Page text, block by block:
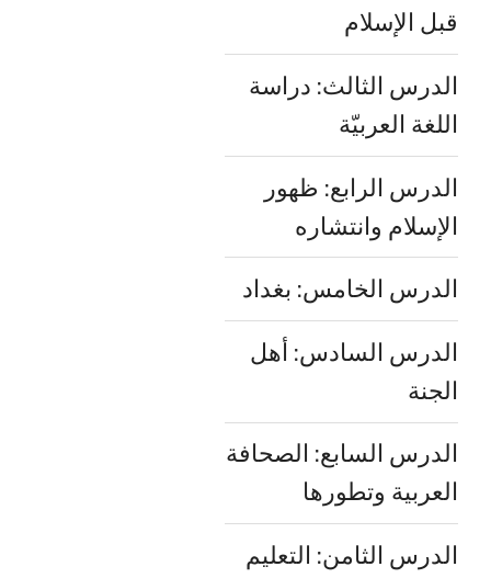
قبل الإسلام
الدرس الثالث: دراسة
اللغة العربيّة
الدرس الرابع: ظهور
الإسلام وانتشاره
الدرس الخامس: بغداد
الدرس السادس: أهل
الجنة
الدرس السابع: الصحافة
العربية وتطورها
الدرس الثامن: التعليم